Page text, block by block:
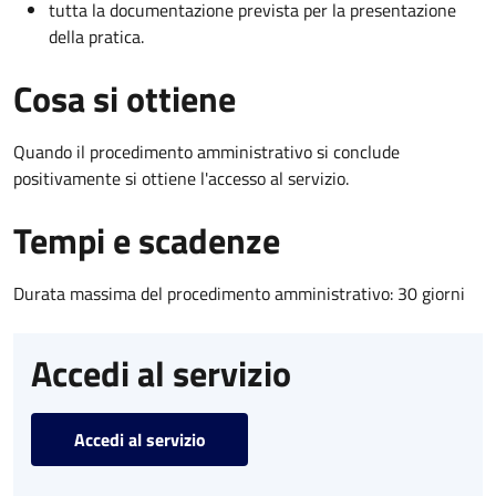
tutta la documentazione prevista per la presentazione
della pratica.
Cosa si ottiene
Quando il procedimento amministrativo si conclude
positivamente si ottiene l'accesso al servizio.
Tempi e scadenze
Durata massima del procedimento amministrativo: 30 giorni
Accedi al servizio
Accedi al servizio